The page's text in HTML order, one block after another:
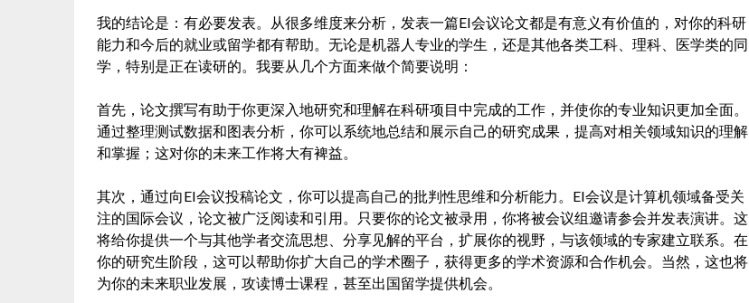
我的结论是：有必要发表。从很多维度来分析，发表一篇EI会议论文都是有意义有价值的，对你的科研
能力和今后的就业或留学都有帮助。无论是机器人专业的学生，还是其他各类工科、理科、医学类的同
学，特别是正在读研的。我要从几个方面来做个简要说明：
首先，论文撰写有助于你更深入地研究和理解在科研项目中完成的工作，并使你的专业知识更加全面。
通过整理测试数据和图表分析，你可以系统地总结和展示自己的研究成果，提高对相关领域知识的理解
和掌握；这对你的未来工作将大有裨益。
其次，通过向EI会议投稿论文，你可以提高自己的批判性思维和分析能力。EI会议是计算机领域备受关
注的国际会议，论文被广泛阅读和引用。只要你的论文被录用，你将被会议组邀请参会并发表演讲。这
将给你提供一个与其他学者交流思想、分享见解的平台，扩展你的视野，与该领域的专家建立联系。在
你的研究生阶段，这可以帮助你扩大自己的学术圈子，获得更多的学术资源和合作机会。当然，这也将
为你的未来职业发展，攻读博士课程，甚至出国留学提供机会。